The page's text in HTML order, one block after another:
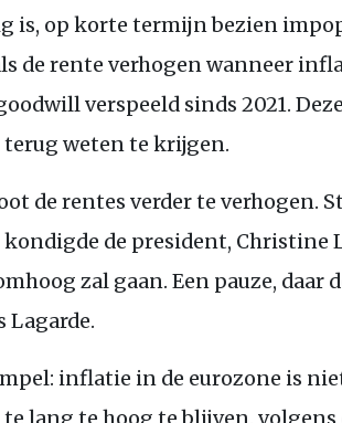
is, op korte termijn bezien
de rente verhogen wanneer
verspeeld sinds 2021.
weten te krijgen.
de rentes verder te verhogen.
de president, Christine
zal gaan. Een pauze, daar
Lagarde.
inflatie in de eurozone is